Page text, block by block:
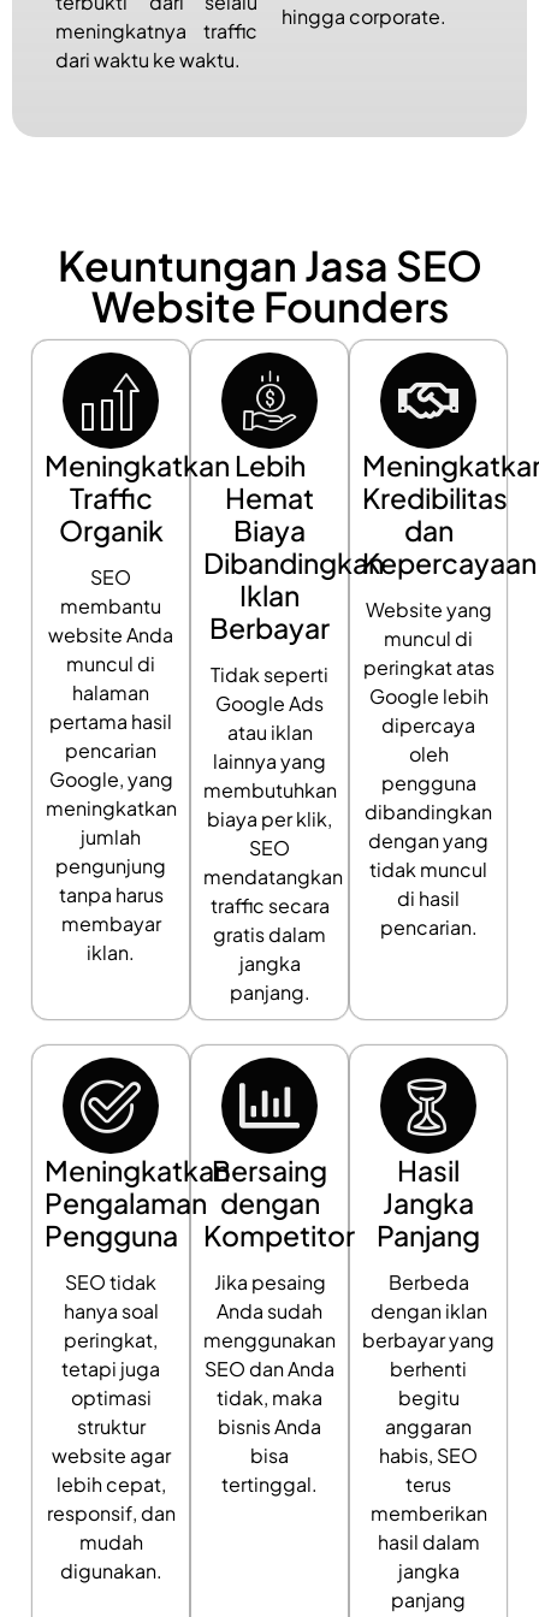
meningkatnya traffic
dari waktu ke waktu.
hingga corporate.
Keuntungan Jasa SEO
Website Founders
Meningkatkan
Traffic
Organik
SEO
membantu
website Anda
muncul di
halaman
pertama hasil
pencarian
Google, yang
meningkatkan
jumlah
pengunjung
tanpa harus
membayar
iklan.
Lebih
Hemat
Biaya
Dibandingkan
Iklan
Berbayar
Tidak seperti
Google Ads
atau iklan
lainnya yang
membutuhkan
biaya per klik,
SEO
mendatangkan
traffic secara
gratis dalam
jangka
panjang.
Kredibilitas
dan
Kepercayaan
Website yang
muncul di
peringkat atas
Google lebih
dipercaya
oleh
pengguna
dibandingkan
dengan yang
tidak muncul
di hasil
pencarian.
Meningkatkan
Pengalaman
Pengguna
SEO tidak
hanya soal
peringkat,
tetapi juga
optimasi
struktur
website agar
lebih cepat,
responsif, dan
mudah
digunakan.
Bersaing
dengan
Kompetitor
Jika pesaing
Anda sudah
menggunakan
SEO dan Anda
tidak, maka
bisnis Anda
bisa
tertinggal.
Hasil
Jangka
Panjang
Berbeda
dengan iklan
berbayar yang
berhenti
begitu
anggaran
habis, SEO
terus
memberikan
hasil dalam
jangka
panjang